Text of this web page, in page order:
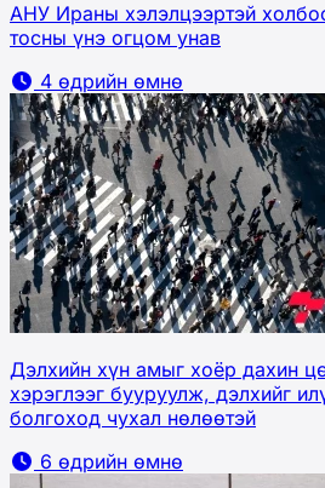
АНУ Ираны хэлэлцээртэй
тосны үнэ огцом унав
4 өдрийн өмнө
Дэлхийн хүн амыг хоёр дахин
хэрэглээг бууруулж, дэлхийг
болгоход чухал нөлөөтэй
6 өдрийн өмнө